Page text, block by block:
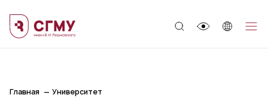
Главная Университет